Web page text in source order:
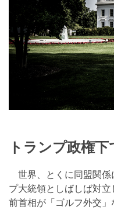
トランプ政権
世界、とくに同盟関係
プ大統領としばしば対
前首相が「ゴルフ外交